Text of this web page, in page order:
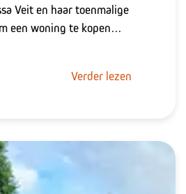
Veit en haar toenmalige
een woning te kopen…
Verder lezen